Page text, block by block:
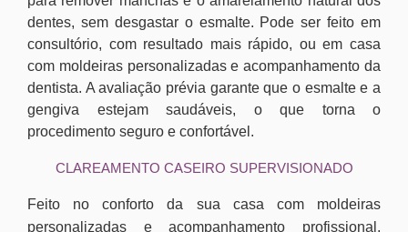
dentes, sem desgastar o esmalte. Pode ser feito em
consultório, com resultado mais rápido, ou em casa
com moldeiras personalizadas e acompanhamento da
dentista. A avaliação prévia garante que o esmalte e a
gengiva estejam saudáveis, o que torna o
procedimento seguro e confortável.
CLAREAMENTO CASEIRO SUPERVISIONADO
Feito no conforto da sua casa com moldeiras
personalizadas e acompanhamento profissional,